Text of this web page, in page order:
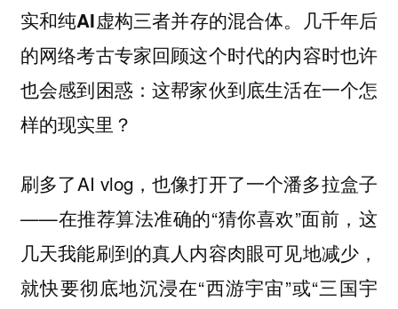
实和纯AI虚构三者并存的混合体。
几千年后
的网络考古专家回顾这个时代的内容时也许
也会感到困惑：这帮家伙到底生活在一个怎
样的现实里？
刷多了AI vlog，也像打开了一个潘多拉盒子
——在推荐算法准确的“猜你喜欢”面前，这
几天我能刷到的真人内容肉眼可见地减少，
就快要彻底地沉浸在“西游宇宙”或“三国宇